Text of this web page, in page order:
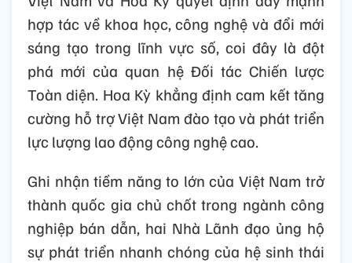
hợp tác về khoa học, công nghệ và đổi mới
sáng tạo trong lĩnh vực số, coi đây là đột
phá mới của quan hệ Đối tác Chiến lược
Toàn diện. Hoa Kỳ khẳng định cam kết tăng
cường hỗ trợ Việt Nam đào tạo và phát triển
lực lượng lao động công nghệ cao.
Ghi nhận tiềm năng to lớn của Việt Nam trở
thành quốc gia chủ chốt trong ngành công
nghiệp bán dẫn, hai Nhà Lãnh đạo ủng hộ
sự phát triển nhanh chóng của hệ sinh thái